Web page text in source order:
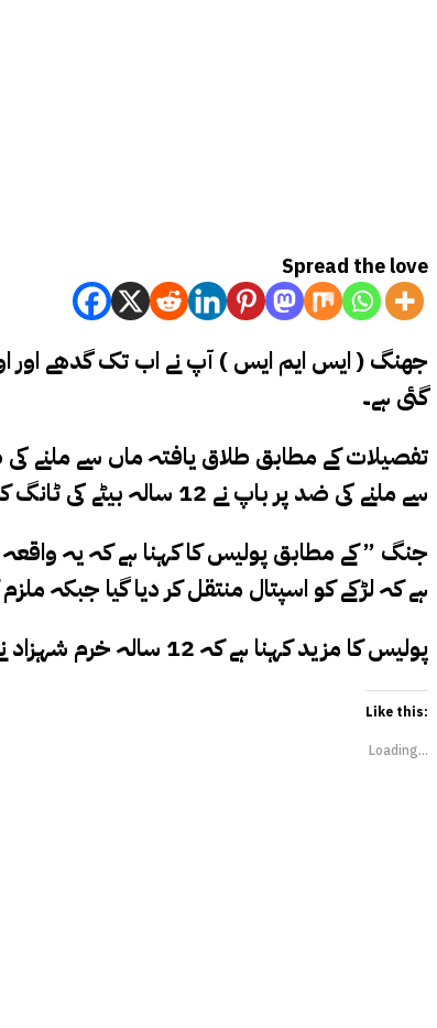
Spread the love
گئی ہے۔
سے ملنے کی ضد پر باپ نے 12 سالہ بیٹے کی ٹانگ کاٹ دی۔
ہے کہ لڑکے کو اسپتال منتقل کر دیا گیا جبکہ
پولیس کا مزید کہنا ہے کہ 12 سالہ خرم شہزاد نے اپنی طلاق یافتہ والدہ سے ملنے کیلئے باپ سے ضد کی تھی۔
Like this:
Loading...